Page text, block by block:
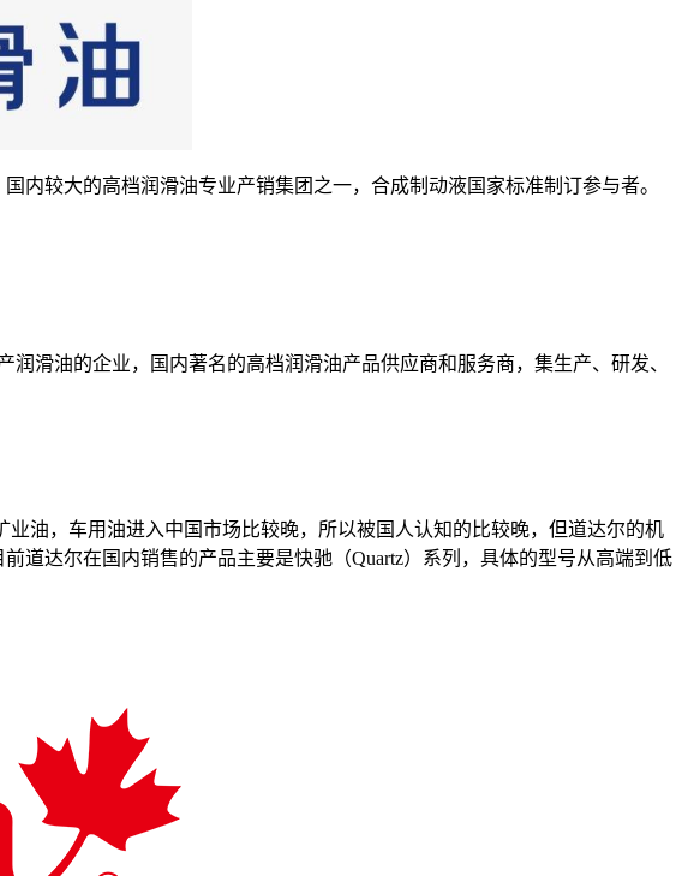
内较大的高档润滑油专业产销集团之一，合成制动液国家标准制订参与者。
滑油的企业，国内著名的高档润滑油产品供应商和服务商，集生产、研发、
油，车用油进入中国市场比较晚，所以被国人认知的比较晚，但道达尔的机
道达尔在国内销售的产品主要是快驰（Quartz）系列，具体的型号从高端到低